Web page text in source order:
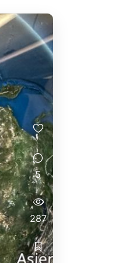
5
287